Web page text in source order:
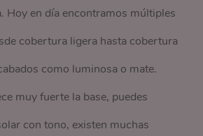
Hoy en día encontramos múltiples
cobertura ligera hasta cobertura
como luminosa o mate.
muy fuerte la base, puedes
con tono, existen muchas